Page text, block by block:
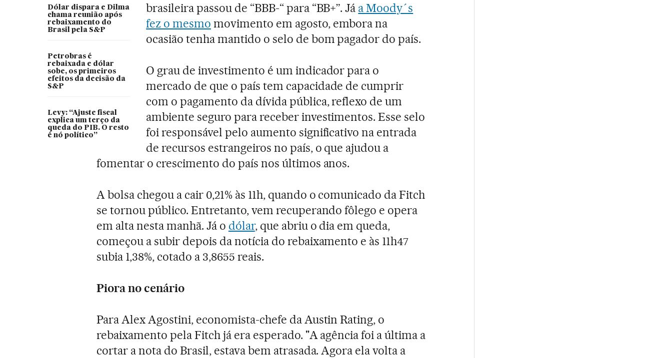
Dólar dispara e Dilma
chama reunião após
rebaixamento do
Brasil pela S&P
Petrobras é
rebaixada e dólar
sobe, os primeiros
efeitos da decisão da
S&P
Levy: “Ajuste fiscal
explica um terço da
queda do PIB. O resto
é nó político”
brasileira passou de “BBB-“ para “BB+”. Já a Moody´s
fez o mesmo movimento em agosto, embora na
ocasião tenha mantido o selo de bom pagador do país.
O grau de investimento é um indicador para o
mercado de que o país tem capacidade de cumprir
com o pagamento da dívida pública, reflexo de um
ambiente seguro para receber investimentos. Esse selo
foi responsável pelo aumento significativo na entrada
de recursos estrangeiros no país, o que ajudou a
fomentar o crescimento do país nos últimos anos.
A bolsa chegou a cair 0,21% às 11h, quando o comunicado da Fitch
se tornou público. Entretanto, vem recuperando fôlego e opera
em alta nesta manhã. Já o dólar, que abriu o dia em queda,
começou a subir depois da notícia do rebaixamento e às 11h47
subia 1,38%, cotado a 3,8655 reais.
Piora no cenário
Para Alex Agostini, economista-chefe da Austin Rating, o
rebaixamento pela Fitch já era esperado. "A agência foi a última a
cortar a nota do Brasil, estava bem atrasada. Agora ela volta a